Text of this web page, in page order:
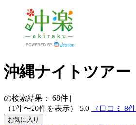
沖縄ナイトツアー
の検索結果： 68件 |
（1件〜20件を表示）
5.0 （口コミ 8件
お気に入り